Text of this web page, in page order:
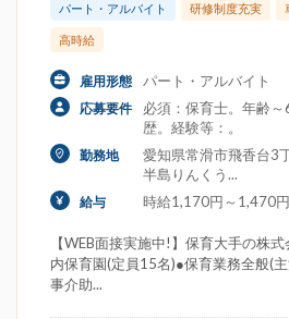
パート・アルバイト 研修制度充実
高時給
雇用形態 パート・アルバイト
応募要件
必須：保育士。年齢
歴。経験等：。
勤務地
愛知県常滑市飛香台3
半島りんくう...
給与 時給1,170円～1,470円
【WEB面接実施中!】保育大手の株
内保育園(定員15名)●保育業務全般(
事介助...